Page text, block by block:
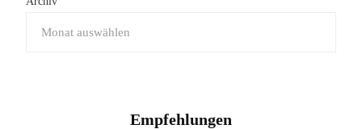
Empfehlungen